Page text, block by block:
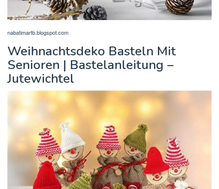
nabatimartb.blogspot.com
Weihnachtsdeko Basteln Mit
Senioren | Bastelanleitung –
Jutewichtel